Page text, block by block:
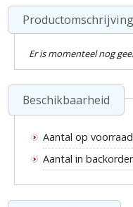
Productomschrijving
Er is momenteel nog
Beschikbaarheid
Aantal op voorraad
Aantal in backorder